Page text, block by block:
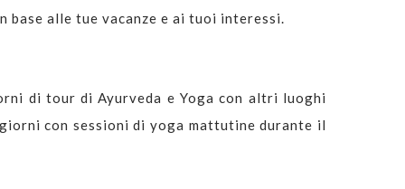
alle tue vacanze e ai tuoi interessi.
di tour di Ayurveda e Yoga con altri luoghi
con sessioni di yoga mattutine durante il